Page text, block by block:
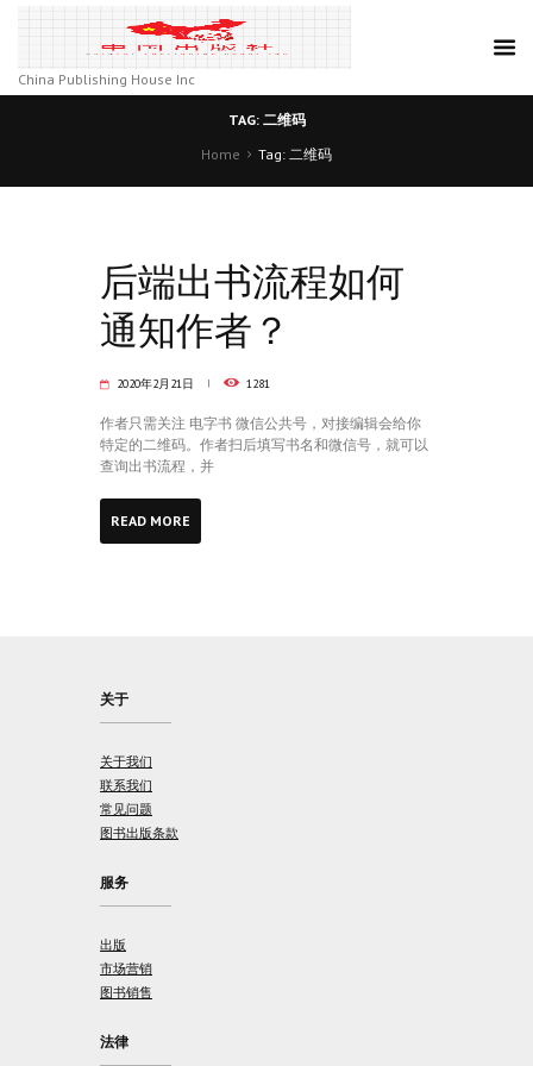
China Publishing House Inc
TAG: 二维码
Home
Tag: 二维码
后端出书流程如何
通知作者？
2020年2月21日 1281
作者只需关注 电字书 微信公共号，对接编辑会给你
特定的二维码。作者扫后填写书名和微信号，就可以
查询出书流程，并
READ MORE
关于
关于我们
联系我们
常见问题
图书出版条款
服务
出版
市场营销
图书销售
法律